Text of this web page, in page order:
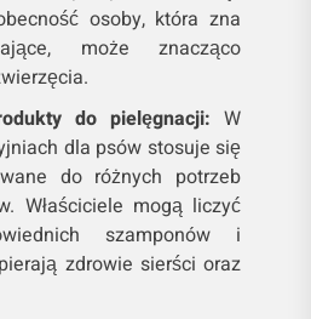
osoby, która zna
może znacząco
do pielęgnacji: W
dla psów stosuje się
do różnych potrzeb
Właściciele mogą liczyć
szamponów i
zdrowie sierści oraz